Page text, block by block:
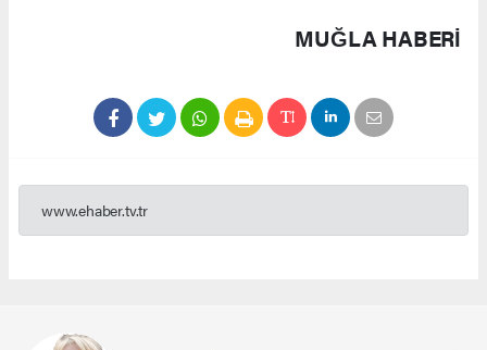
MUĞLA HABERİ
www.ehaber.tv.tr